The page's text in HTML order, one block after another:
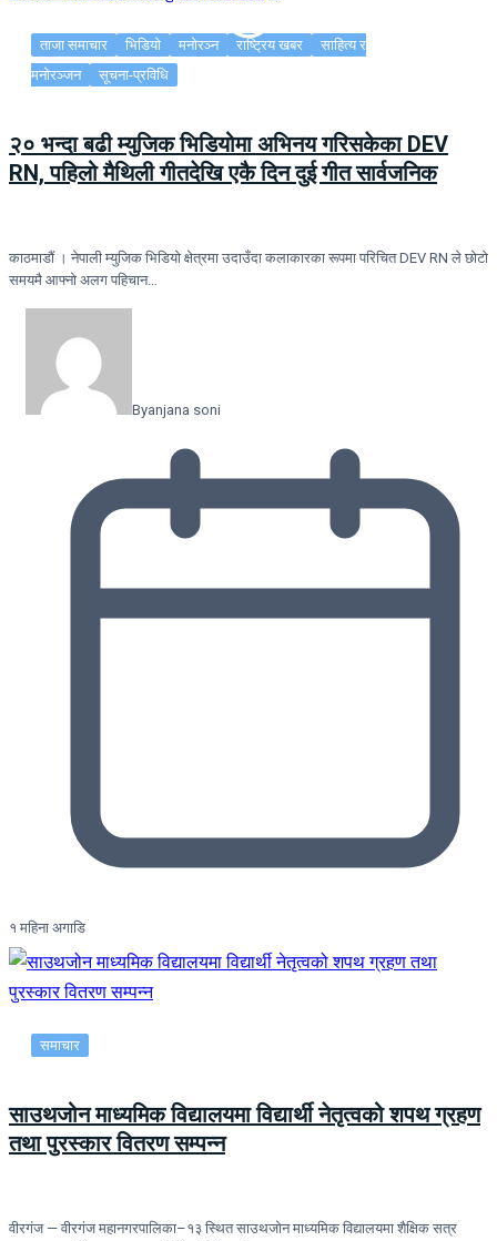
ताजा समाचार भिडियो मनोरञ्न राष्ट्रिय खबर
साहित्य र
मनोरञ्जन
सूचना-प्रविधि
२० भन्दा बढी म्युजिक भिडियोमा अभिनय गरिसकेका DEV
RN, पहिलो मैथिली गीतदेखि एकै दिन दुई गीत सार्वजनिक
काठमाडौं । नेपाली म्युजिक भिडियो क्षेत्रमा उदाउँदा कलाकारका रूपमा परिचित DEV RN ले छोटो
समयमै आफ्नो अलग पहिचान…
Byanjana soni
१ महिना अगाडि
समाचार
साउथजोन माध्यमिक विद्यालयमा विद्यार्थी नेतृत्वको शपथ ग्रहण
तथा पुरस्कार वितरण सम्पन्न
वीरगंज — वीरगंज महानगरपालिका–१३ स्थित साउथजोन माध्यमिक विद्यालयमा शैक्षिक सत्र